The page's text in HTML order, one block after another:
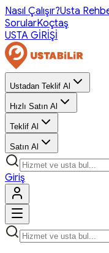
Nasıl Çalışır?Usta
SorularKoçtaş
USTA GİRİŞİ
Ustadan Teklif Al
Hızlı Satın Al
Teklif Al
Satın Al
Giriş